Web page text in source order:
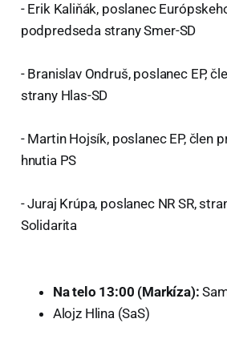
- Erik Kaliňák, poslanec
podpredseda strany Smer-SD
- Branislav Ondruš, poslanec EP,
strany Hlas-SD
- Martin Hojsík, poslanec EP, člen
hnutia PS
- Juraj Krúpa, poslanec NR SR,
Solidarita
Na telo 13:00 (Markíza):
Alojz Hlina (SaS)